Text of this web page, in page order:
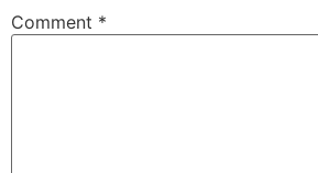
Comment *